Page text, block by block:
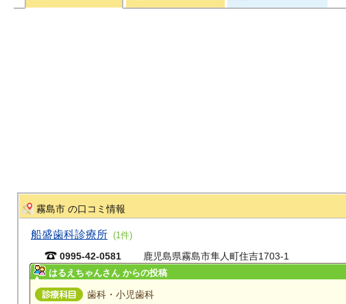
霧島市 の口コミ情報
船盛歯科診療所 (1件)
0995-42-0581 鹿児島県霧島市隼人町住吉1703-1
はるえちゃんさん からの投稿
歯科・小児歯科